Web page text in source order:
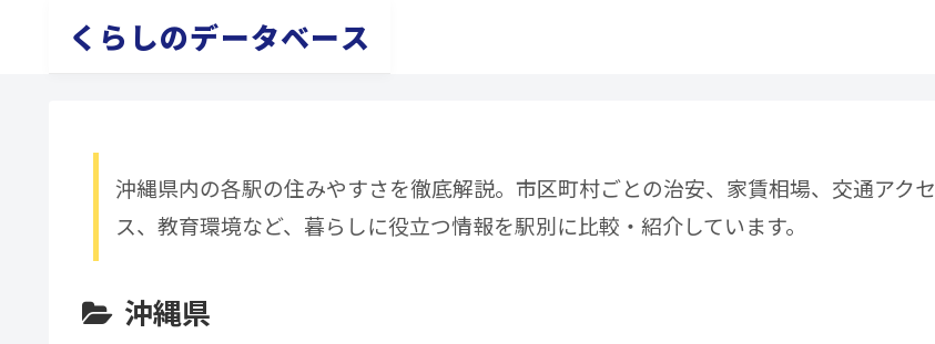
くらしのデータベース
沖縄県内の各駅の住みやすさを徹底解説。市区町村ごとの治安、家賃相場、交通アクセ
ス、教育環境など、暮らしに役立つ情報を駅別に比較・紹介しています。
沖縄県